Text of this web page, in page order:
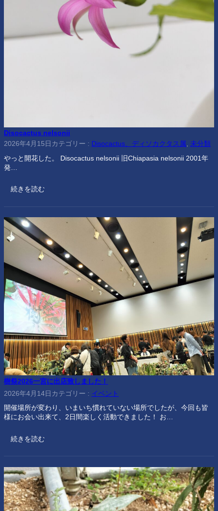
Disocactus nelsonii
2026年4月15日 カテゴリー : Disocactus、ディソカクタス属, 未分類
やっと開花した。 Disocactus nelsonii 旧Chiapasia nelsonii 2001年
発…
続きを読む
樹祭2026一宮に出店致しました！
2026年4月14日 カテゴリー : イベント
開催場所が変わり、いまいち慣れていない場所でしたが、今回も皆
様にお会い出来て、2日間楽しく活動できました！ お…
続きを読む